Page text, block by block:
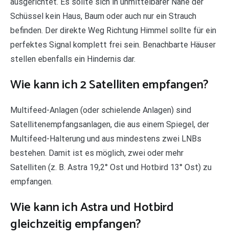
Schüssel kein Haus, Baum oder auch nur ein Strauch
befinden. Der direkte Weg Richtung Himmel sollte für ein
perfektes Signal komplett frei sein. Benachbarte Häuser
stellen ebenfalls ein Hindernis dar.
Wie kann ich 2 Satelliten empfangen?
Multifeed-Anlagen (oder schielende Anlagen) sind
Satellitenempfangsanlagen, die aus einem Spiegel, der
Multifeed-Halterung und aus mindestens zwei LNBs
bestehen. Damit ist es möglich, zwei oder mehr
Satelliten (z. B. Astra 19,2° Ost und Hotbird 13° Ost) zu
empfangen.
Wie kann ich Astra und Hotbird
gleichzeitig empfangen?